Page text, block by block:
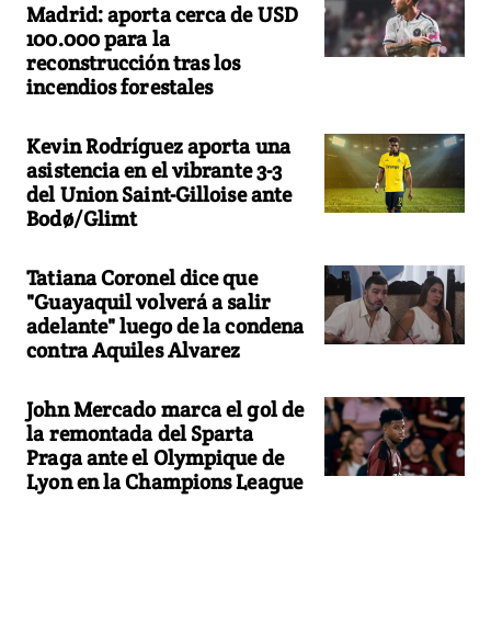
Madrid: aporta cerca de USD
100.000 para la
reconstrucción tras los
incendios forestales
Kevin Rodríguez aporta una
asistencia en el vibrante 3-3
del Union Saint-Gilloise ante
Bodø/Glimt
Tatiana Coronel dice que
"Guayaquil volverá a salir
adelante" luego de la condena
contra Aquiles Alvarez
John Mercado marca el gol de
la remontada del Sparta
Praga ante el Olympique de
Lyon en la Champions League